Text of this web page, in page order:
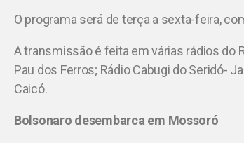
O programa será de terça a sexta-feira,
A transmissão é feita em várias rádios do
Pau dos Ferros; Rádio Cabugi do Seridó-
Caicó.
Bolsonaro desembarca em Mossoró